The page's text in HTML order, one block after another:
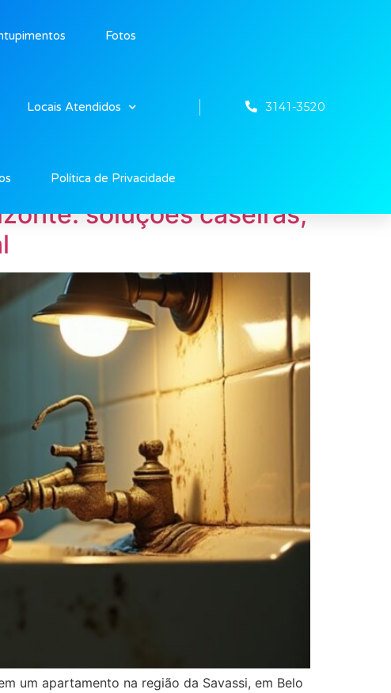
Fotos
Locais Atendidos
Política de Privacidade
3141-3520
soluções caseiras,
um apartamento na região da Savassi, em Belo